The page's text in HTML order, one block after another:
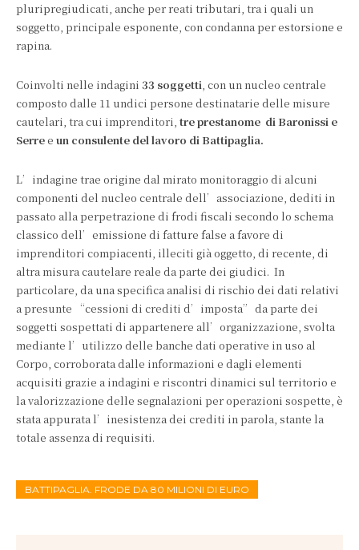
pluripregiudicati, anche per reati tributari, tra i quali un
soggetto, principale esponente, con condanna per estorsione e
rapina.
Coinvolti nelle indagini 33 soggetti, con un nucleo centrale
composto dalle 11 undici persone destinatarie delle misure
cautelari, tra cui imprenditori, tre prestanome di Baronissi e
Serree un consulente del lavoro di Battipaglia.
L’indagine trae origine dal mirato monitoraggio di alcuni
componenti del nucleo centrale dell’associazione, dediti in
passato alla perpetrazione di frodi fiscali secondo lo schema
classico dell’emissione di fatture false a favore di
imprenditori compiacenti, illeciti già oggetto, di recente, di
altra misura cautelare reale da parte dei giudici. In
particolare, da una specifica analisi di rischio dei dati relativi
a presunte “cessioni di crediti d’imposta” da parte dei
soggetti sospettati di appartenere all’organizzazione, svolta
mediante l’utilizzo delle banche dati operative in uso al
Corpo, corroborata dalle informazioni e dagli elementi
acquisiti grazie a indagini e riscontri dinamici sul territorio e
la valorizzazione delle segnalazioni per operazioni sospette, è
stata appurata l’inesistenza dei crediti in parola, stante la
totale assenza di requisiti.
BATTIPAGLIA. FRODE DA 80 MILIONI DI EURO